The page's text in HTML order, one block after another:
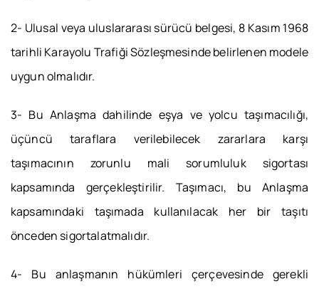
2- Ulusal veya uluslararası sürücü belgesi, 8 Kasım 1968
tarihli Karayolu Trafiği Sözleşmesinde belirlenen modele
uygun olmalıdır.
3- Bu Anlaşma dahilinde eşya ve yolcu taşımacılığı,
üçüncü taraflara verilebilecek zararlara karşı
taşımacının zorunlu mali sorumluluk sigortası
kapsamında gerçekleştirilir. Taşımacı, bu Anlaşma
kapsamındaki taşımada kullanılacak her bir taşıtı
önceden sigortalatmalıdır.
4- Bu anlaşmanın hükümleri çerçevesinde gerekli